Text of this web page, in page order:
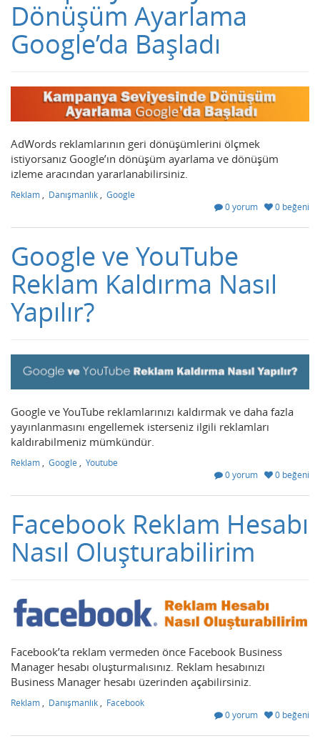
Dönüşüm Ayarlama
Google’da Başladı
AdWords reklamlarının geri dönüşümlerini ölçmek
istiyorsanız Google’ın dönüşüm ayarlama ve dönüşüm
izleme aracından yararlanabilirsiniz.
Reklam Danışmanlık
Google
0 yorum
0 beğeni
Google ve YouTube
Reklam Kaldırma Nasıl
Yapılır?
Google ve YouTube reklamlarınızı kaldırmak ve daha fazla
yayınlanmasını engellemek isterseniz ilgili reklamları
kaldırabilmeniz mümkündür.
Reklam Google
Youtube
0 yorum
0 beğeni
Facebook Reklam Hesabı
Nasıl Oluşturabilirim
Facebook’ta reklam vermeden önce Facebook Business
Manager hesabı oluşturmalısınız. Reklam hesabınızı
Business Manager hesabı üzerinden açabilirsiniz.
Reklam Danışmanlık
Facebook
0 yorum
0 beğeni